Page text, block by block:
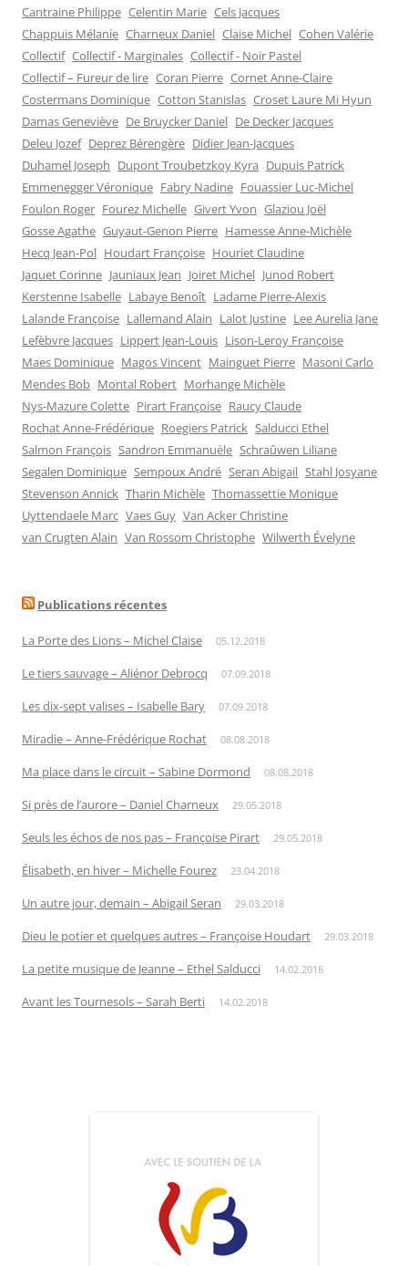
Cantraine Philippe Celentin Marie Cels Jacques
Chappuis Mélanie Charneux Daniel Claise Michel Cohen Valérie
Collectif Collectif - Marginales Collectif - Noir Pastel
Collectif – Fureur de lire Coran Pierre Cornet Anne-Claire
Costermans Dominique Cotton Stanislas Croset Laure Mi Hyun
Damas Geneviève De Bruycker Daniel De Decker Jacques
Deleu Jozef Deprez Bérengère Didier Jean-Jacques
Duhamel Joseph Dupont Troubetzkoy Kyra Dupuis Patrick
Emmenegger Véronique Fabry Nadine Fouassier Luc-Michel
Foulon Roger Fourez Michelle Givert Yvon Glaziou Joël
Gosse Agathe Guyaut-Genon Pierre Hamesse Anne-Michèle
Hecq Jean-Pol Houdart Françoise Houriet Claudine
Jaquet Corinne Jauniaux Jean Joiret Michel Junod Robert
Kerstenne Isabelle Labaye Benoît Ladame Pierre-Alexis
Lalande Françoise Lallemand Alain Lalot Justine Lee Aurelia Jane
Lefèbvre Jacques Lippert Jean-Louis Lison-Leroy Françoise
Maes Dominique Magos Vincent Mainguet Pierre Masoni Carlo
Mendes Bob Montal Robert Morhange Michèle
Nys-Mazure Colette Pirart Françoise Raucy Claude
Rochat Anne-Frédérique Roegiers Patrick Salducci Ethel
Salmon François Sandron Emmanuèle Schraûwen Liliane
Segalen Dominique Sempoux André Seran Abigail Stahl Josyane
Stevenson Annick Tharin Michèle Thomassettie Monique
Uyttendaele Marc Vaes Guy Van Acker Christine
van Crugten Alain Van Rossom Christophe Wilwerth Évelyne
Publications récentes
La Porte des Lions – Michel Claise 05.12.2018
Le tiers sauvage – Aliénor Debrocq 07.09.2018
Les dix-sept valises – Isabelle Bary 07.09.2018
Miradie – Anne-Frédérique Rochat 08.08.2018
Ma place dans le circuit – Sabine Dormond 08.08.2018
Si près de l’aurore – Daniel Charneux 29.05.2018
Seuls les échos de nos pas – Françoise Pirart 29.05.2018
Élisabeth, en hiver – Michelle Fourez 23.04.2018
Un autre jour, demain – Abigail Seran 29.03.2018
Dieu le potier et quelques autres – Françoise Houdart 29.03.2018
La petite musique de Jeanne – Ethel Salducci 14.02.2018
Avant les Tournesols – Sarah Berti 14.02.2018